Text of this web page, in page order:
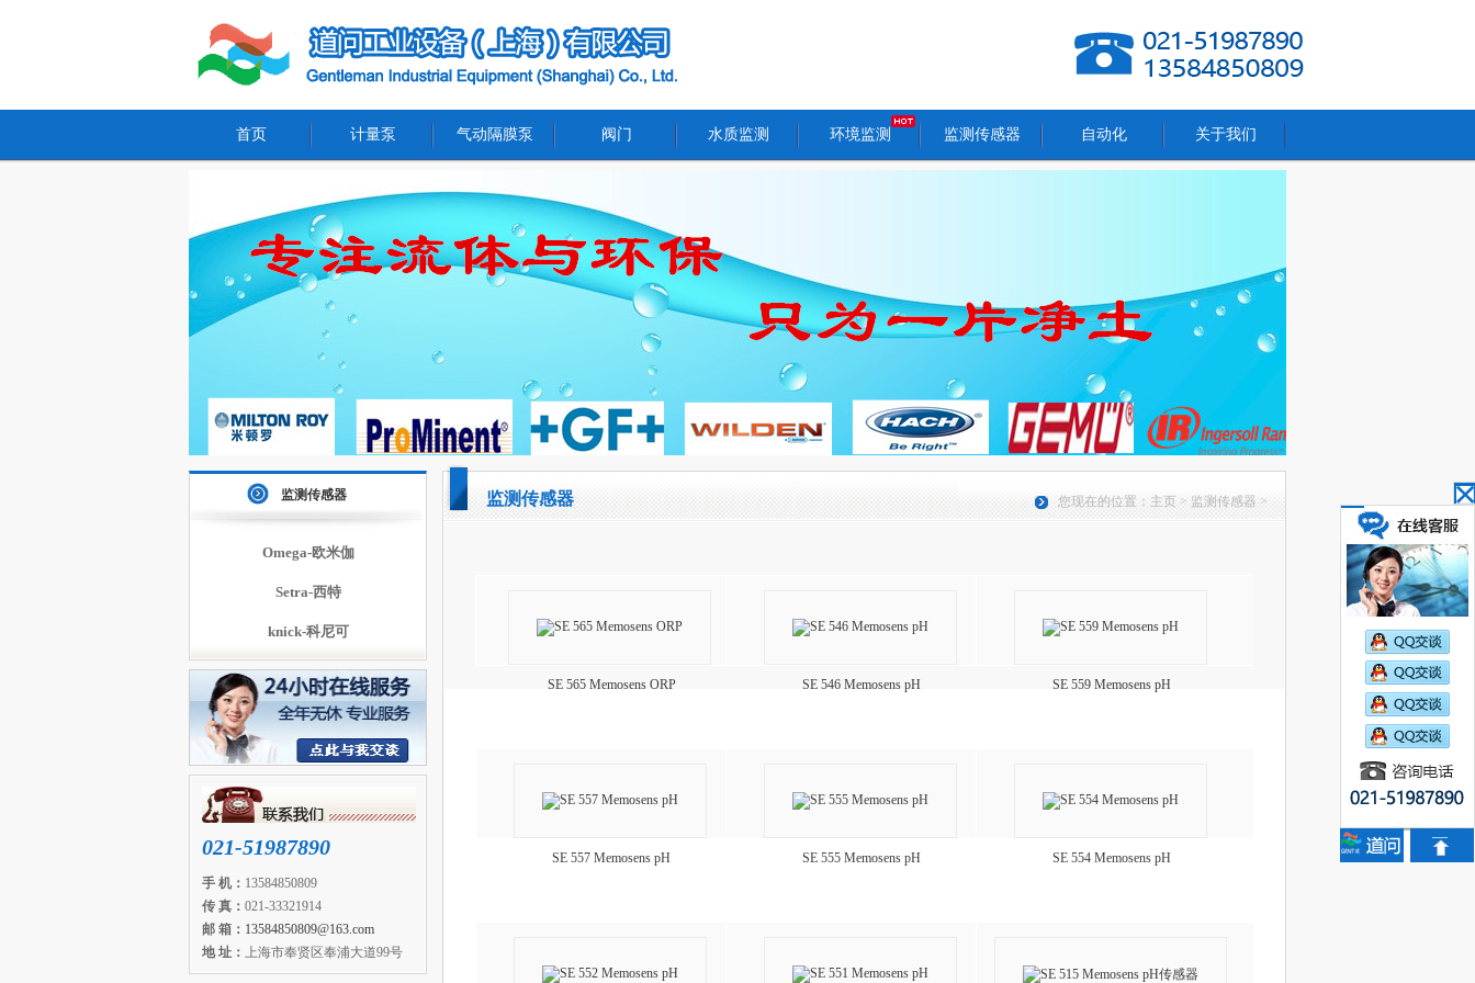
首页 计量泵 气动隔膜泵 阀门 水质监测 环境监测 监测传感器 自动化 关于我们
监测传感器
Omega-欧米伽
Setra-西特
knick-科尼可
021-51987890
手 机： 13584850809
传 真： 021-33321914
邮 箱： 13584850809@163.com
地 址： 上海市奉贤区奉浦大道99号
监测传感器 您现在的位置： 主页 > 监测传感器 >
SE 565 Memosens ORP SE 546 Memosens pH SE 559 Memosens pH
SE 557 Memosens pH SE 555 Memosens pH SE 554 Memosens pH